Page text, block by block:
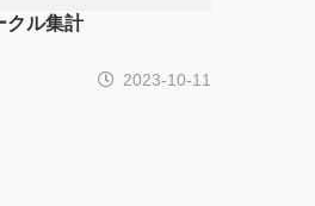
クル集計
2023-10-11